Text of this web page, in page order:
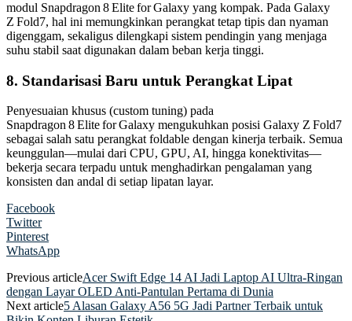
modul Snapdragon 8 Elite for Galaxy yang kompak. Pada Galaxy
Z Fold7, hal ini memungkinkan perangkat tetap tipis dan nyaman
digenggam, sekaligus dilengkapi sistem pendingin yang menjaga
suhu stabil saat digunakan dalam beban kerja tinggi.
8. Standarisasi Baru untuk Perangkat Lipat
Penyesuaian khusus (custom tuning) pada
Snapdragon 8 Elite for Galaxy mengukuhkan posisi Galaxy Z Fold7
sebagai salah satu perangkat foldable dengan kinerja terbaik. Semua
keunggulan—mulai dari CPU, GPU, AI, hingga konektivitas—
bekerja secara terpadu untuk menghadirkan pengalaman yang
konsisten dan andal di setiap lipatan layar.
Facebook
Twitter
Pinterest
WhatsApp
Previous articleAcer Swift Edge 14 AI Jadi Laptop AI Ultra-Ringan
dengan Layar OLED Anti-Pantulan Pertama di Dunia
Next article5 Alasan Galaxy A56 5G Jadi Partner Terbaik untuk